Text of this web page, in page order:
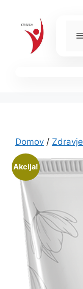
content
Domov / Zdravje
Akcija!